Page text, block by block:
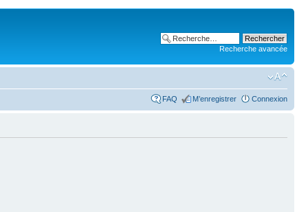
Recherche avancée
FAQ M’enregistrer Connexion